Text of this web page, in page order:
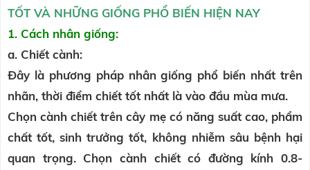
TỐT VÀ NHỮNG GIỐNG PHỔ BIẾN HIỆN NAY
1. Cách nhân giống:
a. Chiết cành:
Đây là phương pháp nhân giống phổ biến nhất trên
nhãn, thời điểm chiết tốt nhất là vào đầu mùa mưa.
Chọn cành chiết trên cây mẹ có năng suất cao, phẩm
chất tốt, sinh trưởng tốt, không nhiễm sâu bệnh hại
quan trọng. Chọn cành chiết có đường kính 0.8-